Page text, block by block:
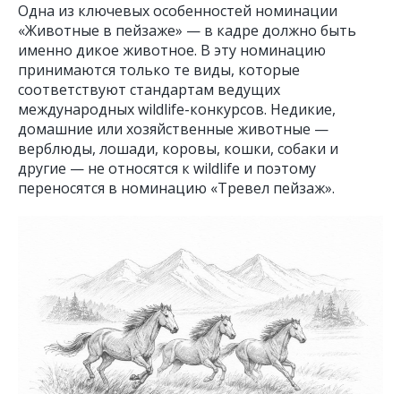
Одна из ключевых особенностей номинации
«Животные в пейзаже» — в кадре должно быть
именно дикое животное. В эту номинацию
принимаются только те виды, которые
соответствуют стандартам ведущих
международных wildlife-конкурсов. Недикие,
домашние или хозяйственные животные —
верблюды, лошади, коровы, кошки, собаки и
другие — не относятся к wildlife и поэтому
переносятся в номинацию «Тревел пейзаж».